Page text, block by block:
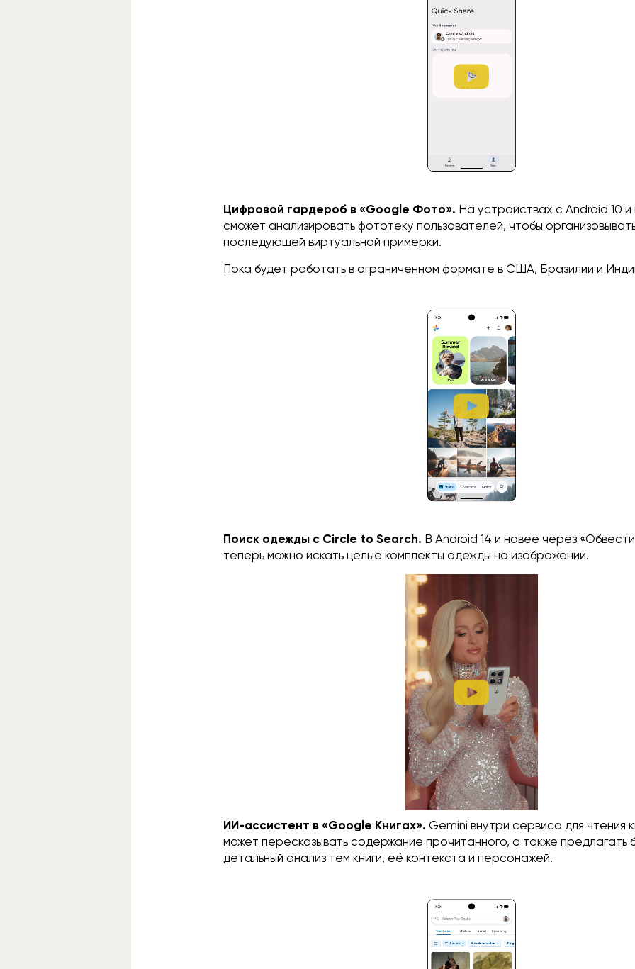
Цифровой гардероб в «Google Фото». На устройствах с Android 10
сможет анализировать фототеку пользователей, чтобы
последующей виртуальной примерки.
Пока будет работать в ограниченном формате в США, Бразилии и
Поиск одежды с Circle to Search. В Android 14 и новее через
теперь можно искать целые комплекты одежды на изображении.
ИИ-ассистент в «Google Книгах». Gemini внутри сервиса для чтения
может пересказывать содержание прочитанного, а также предлагать
детальный анализ тем книги, её контекста и персонажей.